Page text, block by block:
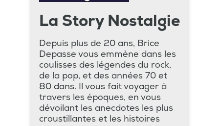
La Story Nostalgie
Depuis plus de 20 ans, Brice
Depasse vous emmène dans les
coulisses des légendes du rock,
de la pop, et des années 70 et
80 dans. Il vous fait voyager à
travers les époques, en vous
dévoilant les anecdotes les plus
croustillantes et les histoires